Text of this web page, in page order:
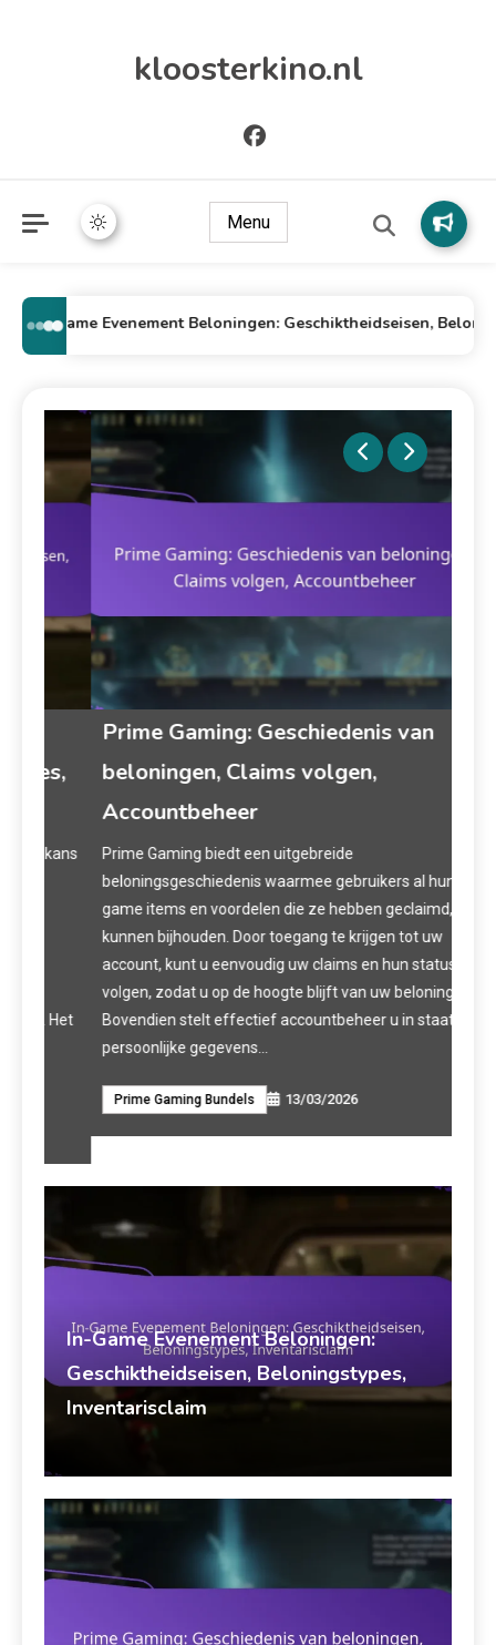
kloosterkino.nl
Menu
In-Game Evenement Beloningen: Geschiktheidseisen,
Prime Gaming: Geschiedenis van
beloningen, Claims volgen,
Accountbeheer
Prime Gaming biedt een uitgebreide
beloningsgeschiedenis waarmee gebruikers al hun in-
game items en voordelen die ze hebben geclaimd,
kunnen bijhouden. Door toegang te krijgen tot uw
account, kunt u eenvoudig uw claims en hun statussen
volgen, zodat u op de hoogte blijft van uw beloningen.
Bovendien stelt effectief accountbeheer u in staat om
persoonlijke gegevens…
Prime Gaming Bundels 13/03/2026
In-Game Evenement Beloningen:
Geschiktheidseisen, Beloningstypes,
Inventarisclaim
13/03/2026